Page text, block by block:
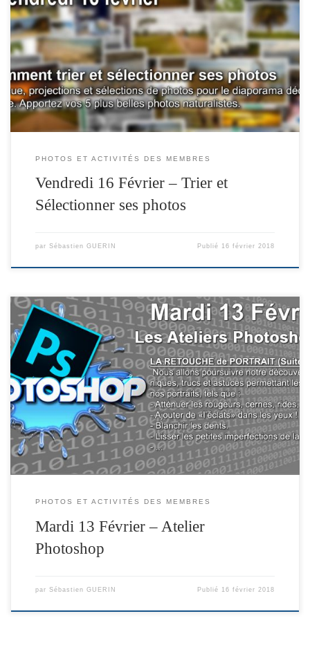
PHOTOS ET ACTIVITÉS DES MEMBRES
Vendredi 16 Février – Trier et
Sélectionner ses photos
par Sébastien GUERIN Publié 16 février 2018
PHOTOS ET ACTIVITÉS DES MEMBRES
Mardi 13 Février – Atelier
Photoshop
par Sébastien GUERIN Publié 16 février 2018